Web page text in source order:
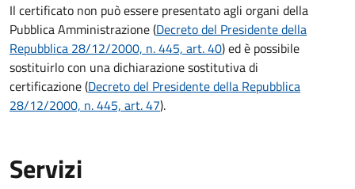
Il certificato non può essere presentato agli organi della
Pubblica Amministrazione (Decreto del Presidente della
Repubblica 28/12/2000, n. 445, art. 40) ed è possibile
sostituirlo con una dichiarazione sostitutiva di
certificazione(Decreto del Presidente della Repubblica
28/12/2000, n. 445, art. 47).
Servizi